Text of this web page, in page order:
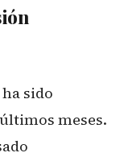
sido
meses.